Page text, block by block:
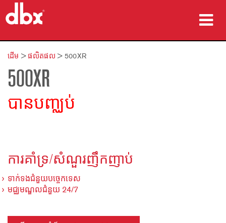
ផលិតផល
ករណីសិក្សា
កន្លែងទិញ
ភាសា/តំបន់
ដើម >ផលិតផល> 500XR
500XR
បានបញ្ឈប់
ការគាំទ្រ/សំណួរញឹកញាប់
ទាក់ទងជំនួយបច្ចេកទេស
មជ្ឈមណ្ឌលជំនួយ 24/7